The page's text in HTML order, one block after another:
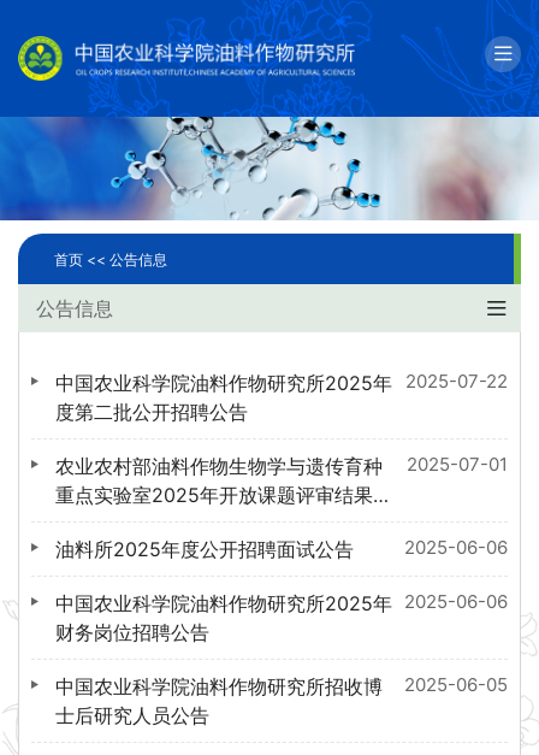
English 邮箱
科学研究
人才队伍
国际合作
研究生教育
首页 << 公告信息
公告信息
2025-07-22
中国农业科学院油料作物研究所2025年
度第二批公开招聘公告
2025-07-01
农业农村部油料作物生物学与遗传育种
重点实验室2025年开放课题评审结果公
示
2025-06-06
油料所2025年度公开招聘面试公告
2025-06-06
中国农业科学院油料作物研究所2025年
财务岗位招聘公告
2025-06-05
中国农业科学院油料作物研究所招收博
士后研究人员公告